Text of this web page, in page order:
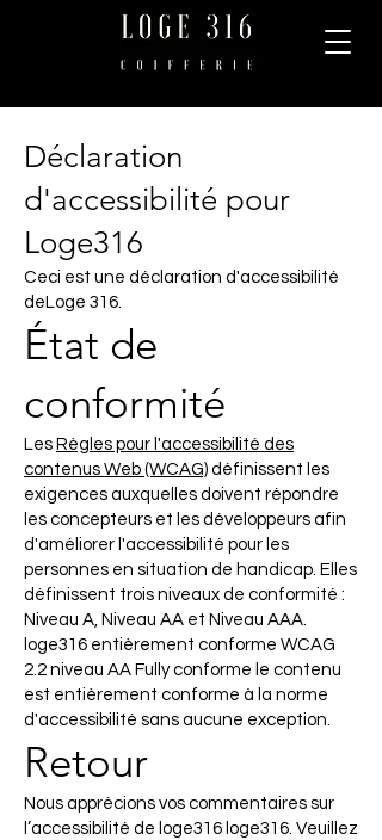
Déclaration
d'accessibilité pour
Loge316
Ceci est une déclaration d'accessibilité
deLoge 316.
État de
conformité
Les Règles pour l'accessibilité des
contenus Web (WCAG) définissent les
exigences auxquelles doivent répondre
les concepteurs et les développeurs afin
d'améliorer l'accessibilité pour les
personnes en situation de handicap. Elles
définissent trois niveaux de conformité :
Niveau A, Niveau AA et Niveau AAA.
loge316 entièrement conforme WCAG
2.2 niveau AA Fully conforme le contenu
est entièrement conforme à la norme
d'accessibilité sans aucune exception.
Retour
Nous apprécions vos commentaires sur
l’accessibilité de loge316 loge316. Veuillez